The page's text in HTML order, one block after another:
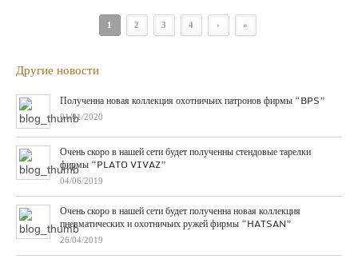
1 2 3 4 › »
Другие новости
Полученна новая коллекция охотничьих патронов фирмы “BPS”
01/01/2020
Очень скоро в нашей сети будет полученны стендовые тарелки
фирмы “PLATO VIVAZ”
04/06/2019
Очень скоро в нашей сети будет полученна новая коллекция
пневматических и охотничьих ружей фирмы “HATSAN”
26/04/2019